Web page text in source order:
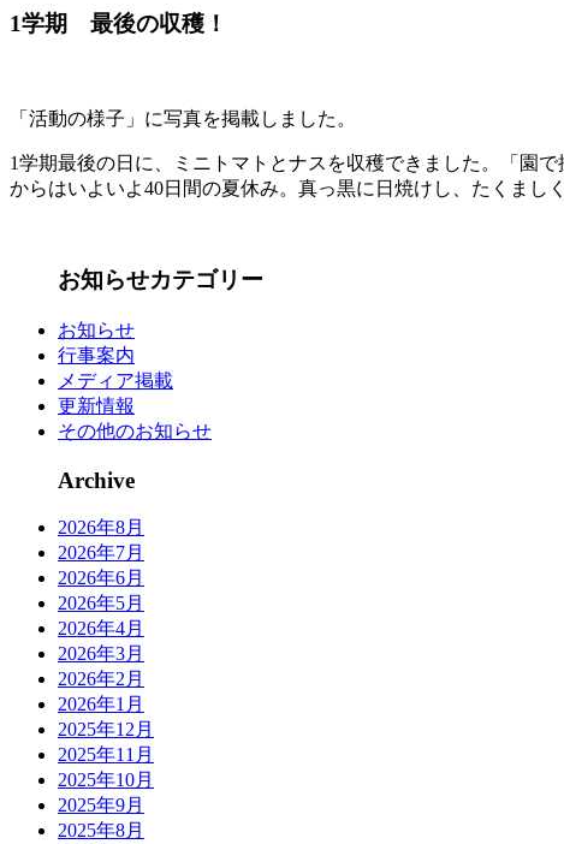
1学期 最後の収穫！
「活動の様子」に写真を掲載しました。
1学期最後の日に、ミニトマトとナスを収穫できました。「園
からはいよいよ40日間の夏休み。真っ黒に日焼けし、たくまし
お知らせカテゴリー
お知らせ
行事案内
メディア掲載
更新情報
その他のお知らせ
Archive
2026年8月
2026年7月
2026年6月
2026年5月
2026年4月
2026年3月
2026年2月
2026年1月
2025年12月
2025年11月
2025年10月
2025年9月
2025年8月